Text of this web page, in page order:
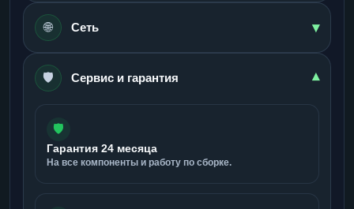
🌐 Сеть ▾
🛡️ Сервис и гарантия ▾
🛡️
Гарантия 24 месяца
На все компоненты и работу по сборке.